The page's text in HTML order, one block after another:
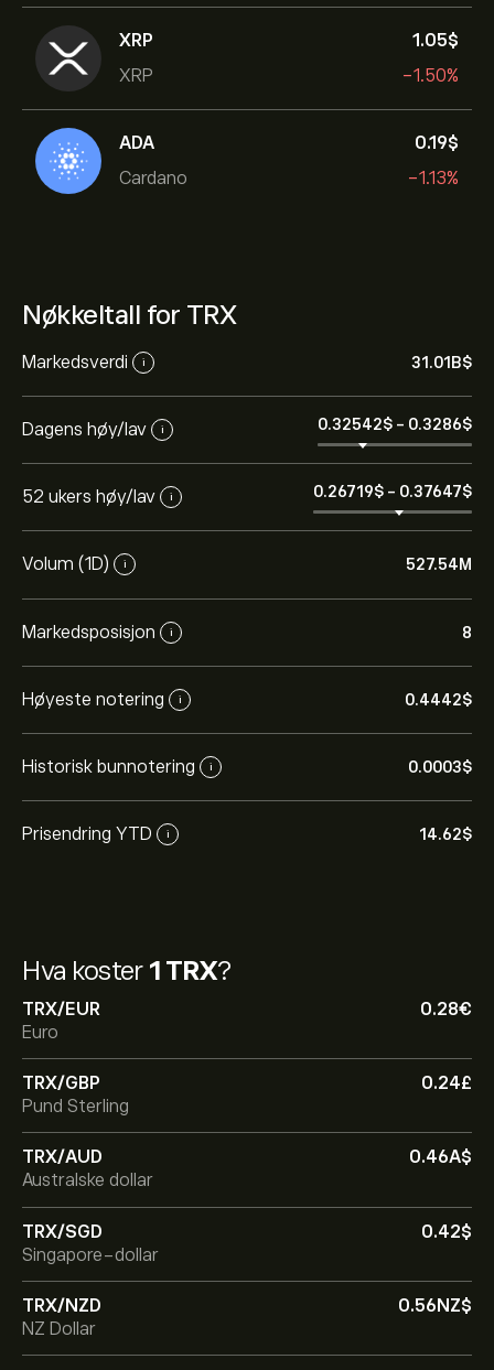
XRP
XRP
1.05‎$‎
-1.50%
ADA
Cardano
0.19‎$‎
-1.13%
Hva koster 1 TRX?
TRX/EUR
0.28‎€‎
Euro
TRX/GBP
0.24‎£‎
Pund Sterling
TRX/AUD
0.46‎A$‎
Australske dollar
TRX/SGD
0.42‎$‎
Singapore-dollar
TRX/NZD
0.56‎NZ$‎
NZ Dollar
Nøkkeltall for TRX
Markedsverdi i 31.01B‎$‎
Dagens høy/lav i 0.32542‎$‎ - 0.3286‎$‎
52 ukers høy/lav i 0.26719‎$‎ - 0.37647‎$‎
Volum (1D) i 527.54M
Markedsposisjon i 8
Høyeste notering i 0.4442‎$‎
Historisk bunnotering i 0.0003‎$‎
Prisendring YTD i 14.62‎$‎